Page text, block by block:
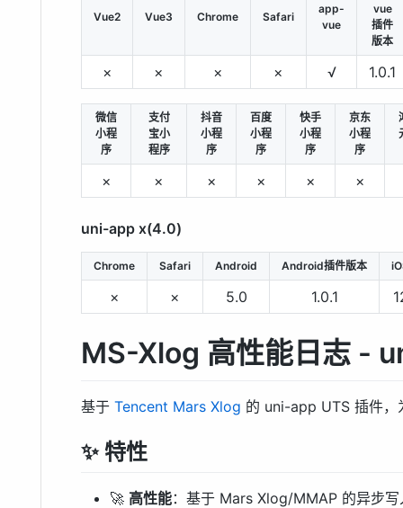
Vue2 Vue3 Chrome Safari
app-
vue
vue
插件
版本
× × × × √ 1.0.1
微信
小程
序
支付
宝小
程序
抖音
小程
序
百度
小程
序
快手
小程
序
京东
小程
序
× × × × × ×
uni-app x(4.0)
Chrome Safari Android Android插件版本
× × 5.0 1.0.1
MS-Xlog 高性能日志 -
基于 Tencent Mars Xlog 的 uni-app UTS 插件，
✨ 特性
🚀 高性能：基于 Mars Xlog/MMAP 的异步